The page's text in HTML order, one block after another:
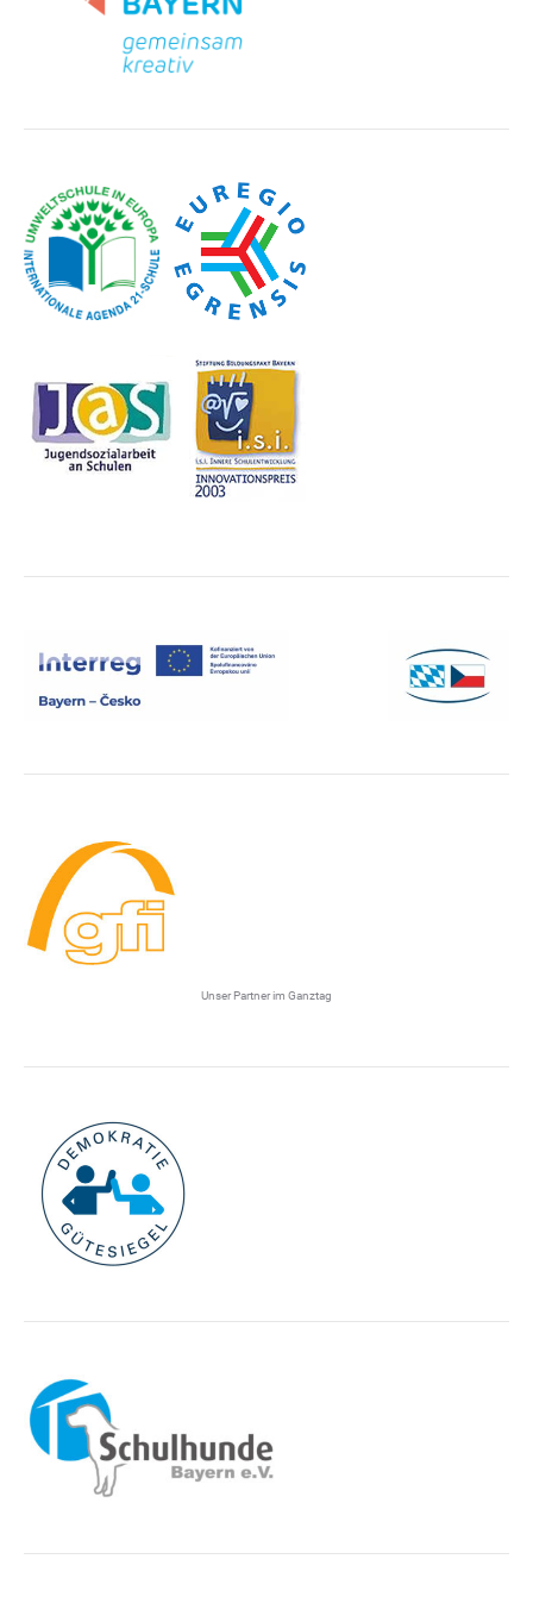
Unser Partner im Ganztag